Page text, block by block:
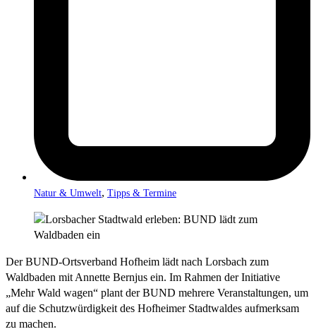
Natur & Umwelt, Tipps & Termine
Der BUND-Ortsverband Hofheim lädt nach Lorsbach zum
Waldbaden mit Annette Bernjus ein. Im Rahmen der Initiative
„Mehr Wald wagen“ plant der BUND mehrere Veranstaltungen, um
auf die Schutzwürdigkeit des Hofheimer Stadtwaldes aufmerksam
zu machen.